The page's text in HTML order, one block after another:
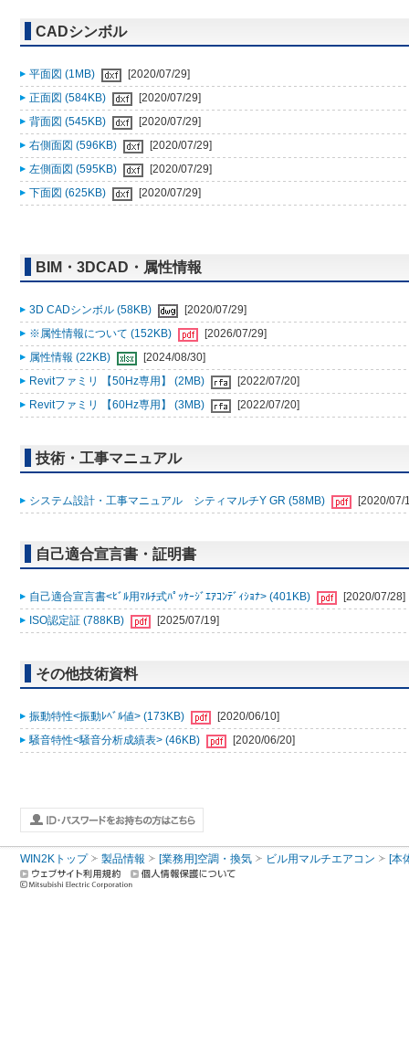
CADシンボル
平面図 (1MB)
[2020/07/29]
正面図 (584KB)
[2020/07/29]
背面図 (545KB)
[2020/07/29]
右側面図 (596KB)
[2020/07/29]
左側面図 (595KB)
[2020/07/29]
下面図 (625KB)
[2020/07/29]
BIM・3DCAD・属性情報
3D CADシンボル (58KB)
[2020/07/29]
※属性情報について (152KB)
[2026/07/29]
属性情報 (22KB)
[2024/08/30]
Revitファミリ 【50Hz専用】 (2MB)
[2022/07/20]
Revitファミリ 【60Hz専用】 (3MB)
[2022/07/20]
技術・工事マニュアル
システム設計・工事マニュアル シティマルチY GR (58MB) [2020/07/
自己適合宣言書・証明書
自己適合宣言書<ﾋﾞﾙ用ﾏﾙﾁ式ﾊﾟｯｹｰｼﾞｴｱｺﾝﾃﾞｨｼｮﾅ> (401KB)
[2020/07/28]
ISO認定証 (788KB)
[2025/07/19]
その他技術資料
振動特性<振動ﾚﾍﾞﾙ値> (173KB)
[2020/06/10]
騒音特性<騒音分析成績表> (46KB)
[2020/06/20]
WIN2Kトップ 製品情報 [業務用]空調・換気 ビル用マルチエアコン [本